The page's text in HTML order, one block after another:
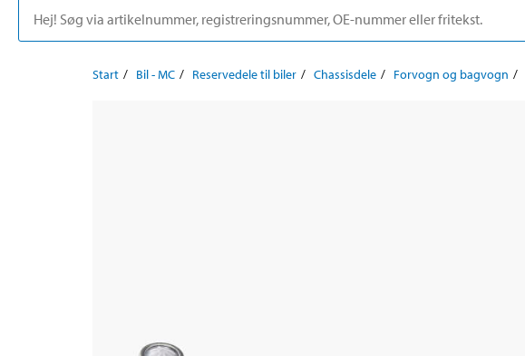
Start Bil - MC Reservedele til biler Chassisdele Forvogn og bagvogn